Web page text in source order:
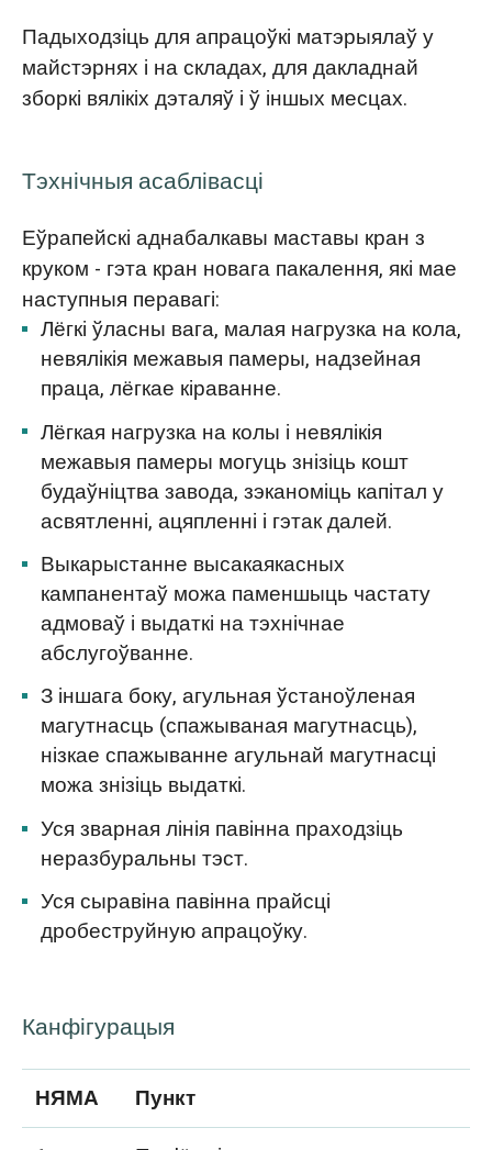
Падыходзіць для апрацоўкі матэрыялаў у
майстэрнях і на складах, для дакладнай
зборкі вялікіх дэталяў і ў іншых месцах.
Тэхнічныя асаблівасці
Еўрапейскі аднабалкавы маставы кран з
круком - гэта кран новага пакалення, які мае
наступныя перавагі:
Лёгкі ўласны вага, малая нагрузка на кола,
невялікія межавыя памеры, надзейная
праца, лёгкае кіраванне.
Лёгкая нагрузка на колы і невялікія
межавыя памеры могуць знізіць кошт
будаўніцтва завода, зэканоміць капітал у
асвятленні, ацяпленні і гэтак далей.
Выкарыстанне высакаякасных
кампанентаў можа паменшыць частату
адмоваў і выдаткі на тэхнічнае
абслугоўванне.
З іншага боку, агульная ўстаноўленая
магутнасць (спажываная магутнасць),
нізкае спажыванне агульнай магутнасці
можа знізіць выдаткі.
Уся зварная лінія павінна праходзіць
неразбуральны тэст.
Уся сыравіна павінна прайсці
дробеструйную апрацоўку.
Канфігурацыя
НЯМА
Пункт